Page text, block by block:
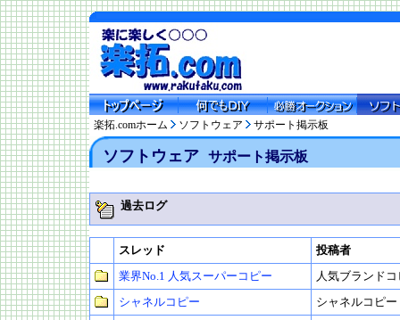
楽拓.comホーム ソフトウェア サポート掲示板
ソフトウェア サポート掲示板
過去ログ
スレッド
投稿者
業界No.1 人気スーパーコピー
人気ブランド
シャネルコピー
シャネルコピー